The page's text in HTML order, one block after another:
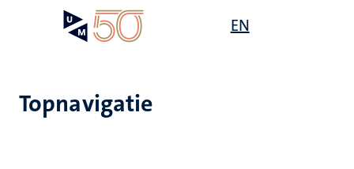
gaan
EN
Topnavigatie